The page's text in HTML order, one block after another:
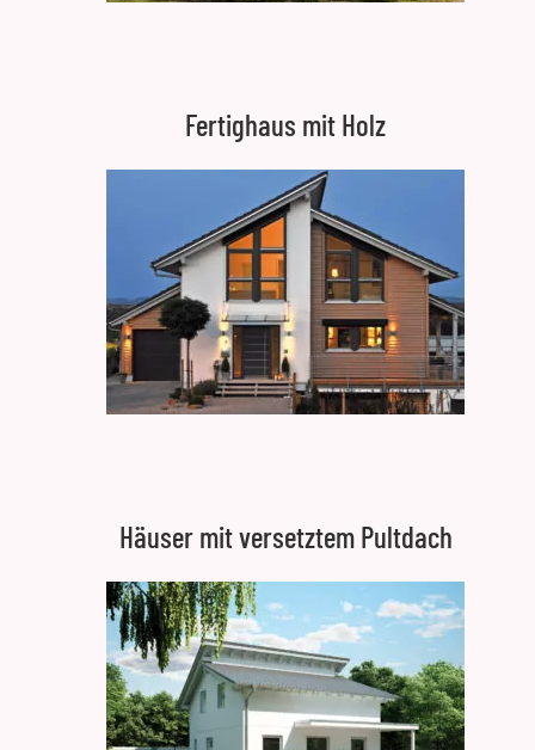
Fertighaus mit Holz
Häuser mit versetztem Pultdach